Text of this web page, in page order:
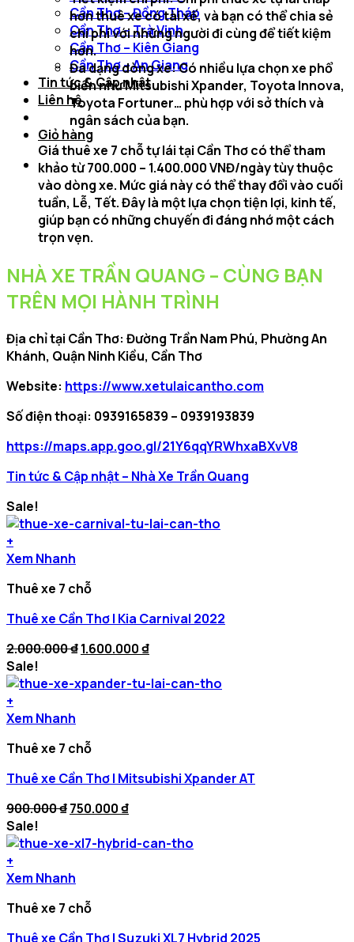
Cần Thơ – Đồng Tháp
Cần Thơ – Trà Vinh
Cần Thơ – Kiên Giang
Cần Thơ – An Giang
Tin tức & Cập nhật
Liên hệ
Giỏ hàng
hơn thuê xe có tài xế, và bạn có thể chia sẻ
chi phí với những người đi cùng để tiết kiệm
hơn.
Đa dạng dòng xe:Có nhiều lựa chọn xe phổ
biến như Mitsubishi Xpander, Toyota Innova,
Toyota Fortuner… phù hợp với sở thích và
ngân sách của bạn.
Giá thuê xe 7 chỗ tự lái tại Cần Thơ có thể tham
khảo từ 700.000 – 1.400.000 VNĐ/ngày tùy thuộc
vào dòng xe. Mức giá này có thể thay đổi vào cuối
tuần, Lễ, Tết. Đây là một lựa chọn tiện lợi, kinh tế,
giúp bạn có những chuyến đi đáng nhớ một cách
trọn vẹn.
NHÀ XE TRẦN QUANG – CÙNG BẠN
TRÊN MỌI HÀNH TRÌNH
Địa chỉ tại Cần Thơ: Đường Trần Nam Phú, Phường An
Khánh, Quận Ninh Kiều, Cần Thơ
Website: https://www.xetulaicantho.com
Số điện thoại: 0939165839 – 0939193839
https://maps.app.goo.gl/21Y6qqYRWhxaBXvV8
Tin tức & Cập nhật – Nhà Xe Trần Quang
Sale!
+
Xem Nhanh
Thuê xe 7 chỗ
Thuê xe Cần Thơ | Kia Carnival 2022
2.000.000₫Original
was:
1.600.000₫Current
is:
Sale!
+
Xem Nhanh
Thuê xe 7 chỗ
Thuê xe Cần Thơ | Mitsubishi Xpander AT
900.000₫Original
was:
750.000₫Current
is:
Sale!
+
Xem Nhanh
Thuê xe 7 chỗ
Thuê xe Cần Thơ | Suzuki XL7 Hybrid 2025